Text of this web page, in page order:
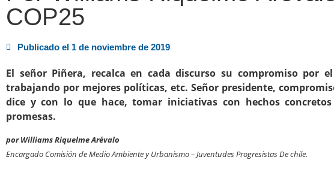
COP25
Publicado el 1 de noviembre de 2019
El señor Piñera, recalca en cada discurso su compromiso por
trabajando por mejores políticas, etc. Señor presidente,
dice y con lo que hace, tomar iniciativas con hechos
promesas.
por Williams Riquelme Arévalo
Encargado Comisión de Medio Ambiente y Urbanismo – Juventudes Progresistas De chile.